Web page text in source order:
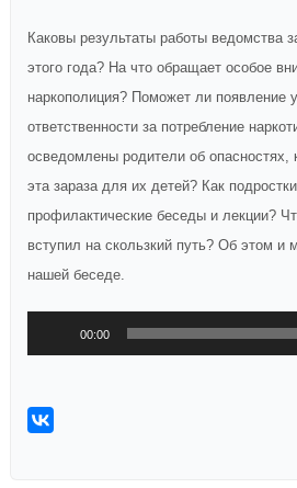
Каковы результаты работы ведомства
этого года? На что обращает особое
наркополиция? Поможет ли появление
ответственности за потребление
осведомлены родители об опасностях,
эта зараза для их детей? Как
профилактические беседы и лекции?
вступил на скользкий путь? Об этом
нашей беседе.
00:00